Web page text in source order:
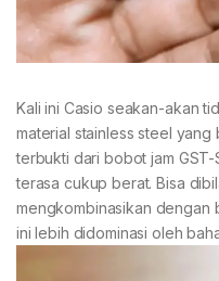
Kali ini Casio seakan-akan
material stainless steel yang
terbukti dari bobot jam GST-
terasa cukup berat. Bisa
mengkombinasikan dengan
ini lebih didominasi oleh